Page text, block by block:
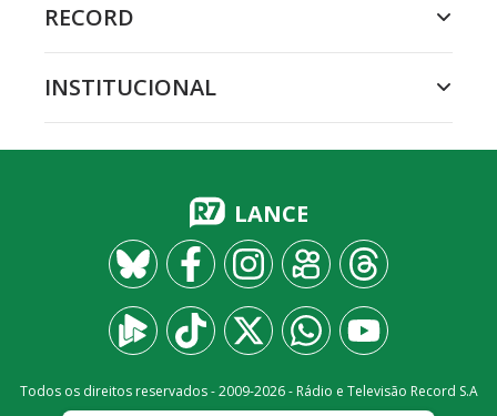
RECORD
INSTITUCIONAL
LANCE
Todos os direitos reservados - 2009-2026- Rádio e Televisão Record S.A